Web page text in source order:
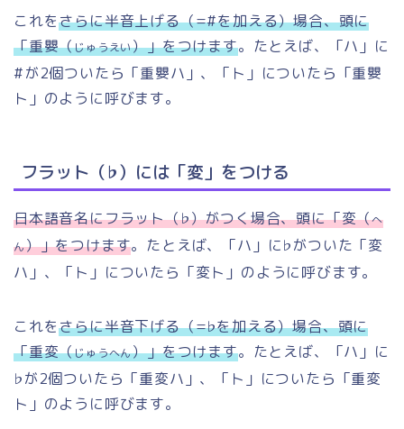
これをさらに半音上げる（=#を加える）場合、頭に
「重嬰（じゅうえい）」をつけます。たとえば、「ハ」に
#が2個ついたら「重嬰ハ」、「ト」についたら「重嬰
ト」のように呼びます。
フラット（♭）には「変」をつける
日本語音名にフラット（♭）がつく場合、頭に「変（へ
ん）」をつけます。たとえば、「ハ」に♭がついた「変
ハ」、「ト」についたら「変ト」のように呼びます。
これをさらに半音下げる（=♭を加える）場合、頭に
「重変（じゅうへん）」をつけます。たとえば、「ハ」に
♭が2個ついたら「重変ハ」、「ト」についたら「重変
ト」のように呼びます。